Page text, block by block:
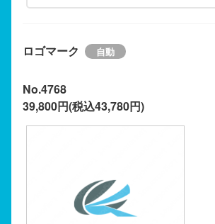
ロゴマーク
No.4768
39,800円(税込43,780円)